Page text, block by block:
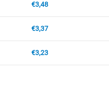
€3,48
€3,37
€3,23